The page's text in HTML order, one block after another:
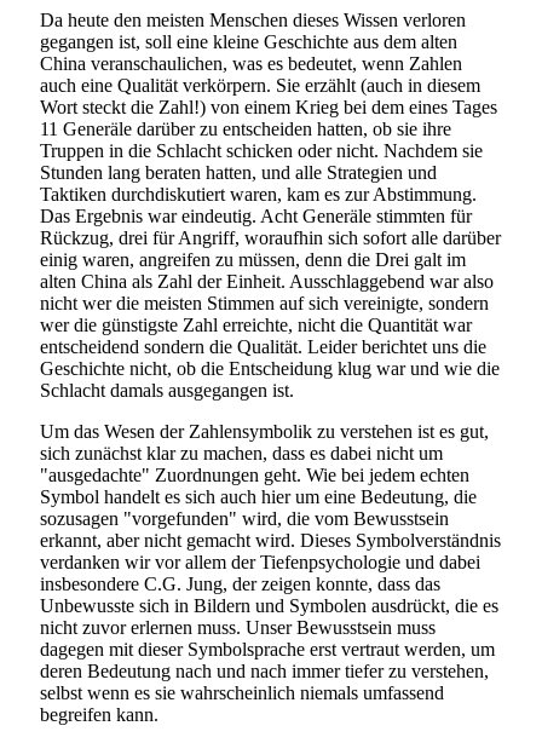
Da heute den meisten Menschen dieses Wissen verloren
gegangen ist, soll eine kleine Geschichte aus dem alten
China veranschaulichen, was es bedeutet, wenn Zahlen
auch eine Qualität verkörpern. Sie erzählt (auch in diesem
Wort steckt die Zahl!) von einem Krieg bei dem eines Tages
11 Generäle darüber zu entscheiden hatten, ob sie ihre
Truppen in die Schlacht schicken oder nicht. Nachdem sie
Stunden lang beraten hatten, und alle Strategien und
Taktiken durchdiskutiert waren, kam es zur Abstimmung.
Das Ergebnis war eindeutig. Acht Generäle stimmten für
Rückzug, drei für Angriff, woraufhin sich sofort alle darüber
einig waren, angreifen zu müssen, denn die Drei galt im
alten China als Zahl der Einheit. Ausschlaggebend war also
nicht wer die meisten Stimmen auf sich vereinigte, sondern
wer die günstigste Zahl erreichte, nicht die Quantität war
entscheidend sondern die Qualität. Leider berichtet uns die
Geschichte nicht, ob die Entscheidung klug war und wie die
Schlacht damals ausgegangen ist.
Um das Wesen der Zahlensymbolik zu verstehen ist es gut,
sich zunächst klar zu machen, dass es dabei nicht um
"ausgedachte" Zuordnungen geht. Wie bei jedem echten
Symbol handelt es sich auch hier um eine Bedeutung, die
sozusagen "vorgefunden" wird, die vom Bewusstsein
erkannt, aber nicht gemacht wird. Dieses Symbolverständnis
verdanken wir vor allem der Tiefenpsychologie und dabei
insbesondere C.G. Jung, der zeigen konnte, dass das
Unbewusste sich in Bildern und Symbolen ausdrückt, die es
nicht zuvor erlernen muss. Unser Bewusstsein muss
dagegen mit dieser Symbolsprache erst vertraut werden, um
deren Bedeutung nach und nach immer tiefer zu verstehen,
selbst wenn es sie wahrscheinlich niemals umfassend
begreifen kann.